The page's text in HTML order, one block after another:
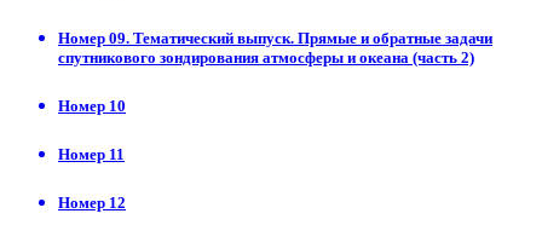
Номер 09. Тематический выпуск. Прямые и обратные задачи
спутникового зондирования атмосферы и океана (часть 2)
Номер 10
Номер 11
Номер 12